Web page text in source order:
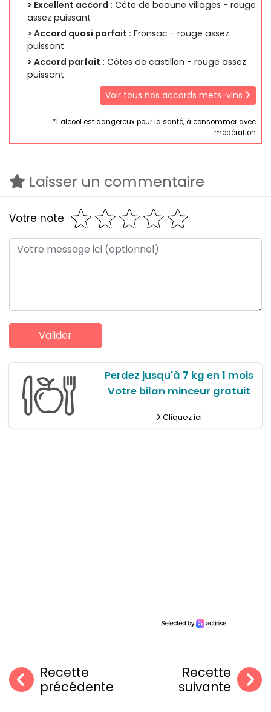
> Excellent accord : Côte de beaune villages - rouge
assez puissant
> Accord quasi parfait : Fronsac - rouge assez
puissant
> Accord parfait : Côtes de castillon - rouge assez
puissant
Voir tous nos accords mets-vins
*L'alcool est dangereux pour la santé, à consommer avec
modération
Laisser un commentaire
Votre note
Perdez jusqu'à 7 kg en 1 mois
Votre bilan minceur gratuit
Cliquez ici
Recette
précédente
Recette
suivante